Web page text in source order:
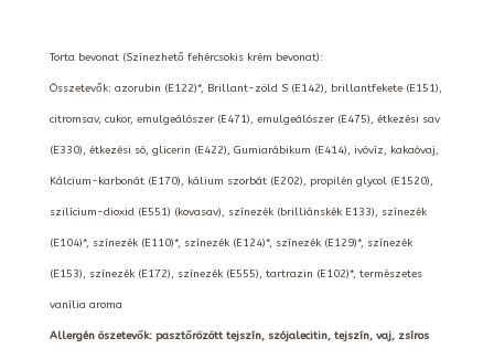
Torta bevonat (Színezhető fehércsokis krém bevonat):
Összetevők: azorubin (E122)*, Brillant-zöld S (E142), brillantfekete (E151),
citromsav, cukor, emulgeálószer (E471), emulgeálószer (E475), étkezési sav
(E330), étkezési só, glicerin (E422), Gumiarábikum (E414), ivóvíz, kakaóvaj,
Kálcium-karbonát (E170), kálium szorbát (E202), propilén glycol (E1520),
szilícium-dioxid (E551) (kovasav), színezék (brilliánskék E133), színezék
(E104)*, színezék (E110)*, színezék (E124)*, színezék (E129)*, színezék
(E153), színezék (E172), színezék (E555), tartrazin (E102)*, természetes
vanília aroma
Allergén öszetevők: pasztőrözött tejszín, szójalecitin, tejszín, vaj, zsíros